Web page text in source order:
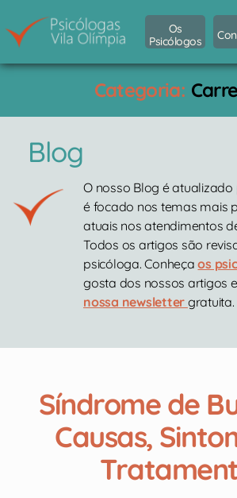
Psicólogos
Os
Psicólogos
Categoria:
Blog
O nosso Blog é
é focado nos temas mais
atuais nos atendimentos
Todos os artigos são
psicóloga. Conheçaos
gosta dos nossos artigos
nossa newsletter gratuita.
Síndrome de
Causas,